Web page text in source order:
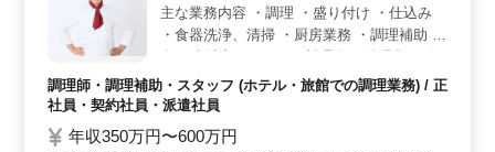
主な業務内容 ・調理 ・盛り付け ・仕込み
・食器洗浄、清掃 ・厨房業務 ・調理補助 現
までの経験を活かして、厨房で活躍してみま
せんか？ ＊賞与あり ＊駅チカ ＊50歳以上活
調理師・調理補助・スタッフ (ホテル・旅館での調理業務) / 正
社員・契約社員・派遣社員
年収350万円〜600万円